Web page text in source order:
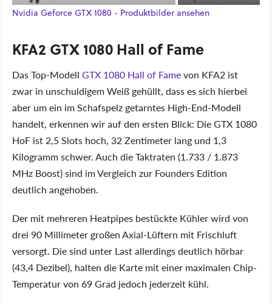
Nvidia Geforce GTX 1080 - Produktbilder ansehen
KFA2 GTX 1080 Hall of Fame
Das Top-Modell GTX 1080 Hall of Famevon KFA2 ist
zwar in unschuldigem Weiß gehüllt, dass es sich hierbei
aber um ein im Schafspelz getarntes High-End-Modell
handelt, erkennen wir auf den ersten Blick: Die GTX 1080
HoF ist 2,5 Slots hoch, 32 Zentimeter lang und 1,3
Kilogramm schwer. Auch die Taktraten (1.733 / 1.873
MHz Boost) sind im Vergleich zur Founders Edition
deutlich angehoben.
Der mit mehreren Heatpipes bestückte Kühler wird von
drei 90 Millimeter großen Axial-Lüftern mit Frischluft
versorgt. Die sind unter Last allerdings deutlich hörbar
(43,4 Dezibel), halten die Karte mit einer maximalen Chip-
Temperatur von 69 Grad jedoch jederzeit kühl.